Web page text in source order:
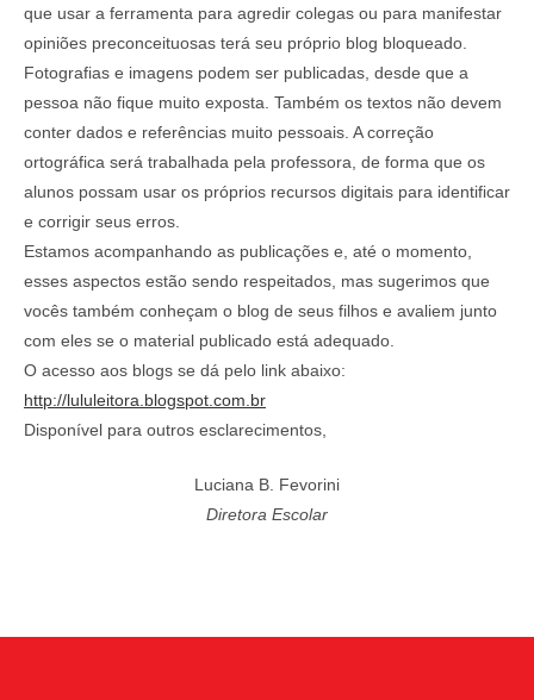
que usar a ferramenta para agredir colegas ou para manifestar
opiniões preconceituosas terá seu próprio blog bloqueado.
Fotografias e imagens podem ser publicadas, desde que a
pessoa não fique muito exposta. Também os textos não devem
conter dados e referências muito pessoais. A correção
ortográfica será trabalhada pela professora, de forma que os
alunos possam usar os próprios recursos digitais para identificar
e corrigir seus erros.
Estamos acompanhando as publicações e, até o momento,
esses aspectos estão sendo respeitados, mas sugerimos que
vocês também conheçam o blog de seus filhos e avaliem junto
com eles se o material publicado está adequado.
O acesso aos blogs se dá pelo link abaixo:
http://lululeitora.blogspot.com.br
Disponível para outros esclarecimentos,
Luciana B. Fevorini
Diretora Escolar